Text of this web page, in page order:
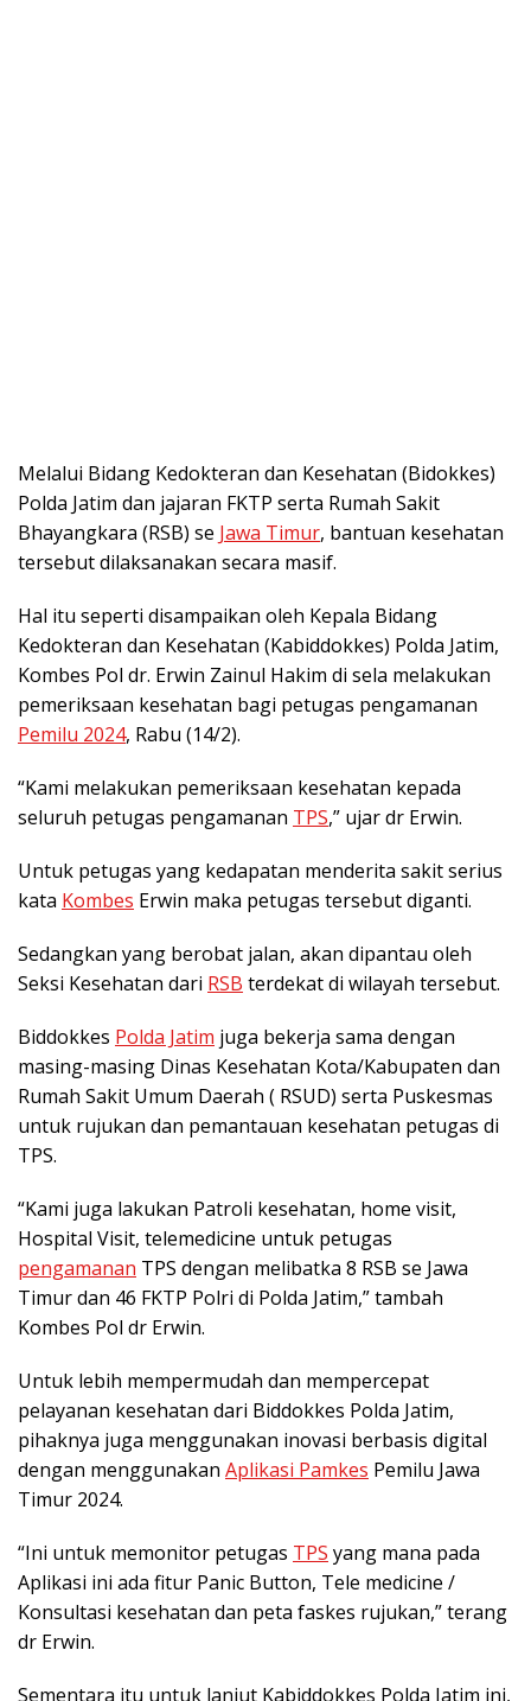
Melalui Bidang Kedokteran dan Kesehatan (Bidokkes)
Polda Jatim dan jajaran FKTP serta Rumah Sakit
Bhayangkara (RSB) se Jawa Timur, bantuan kesehatan
tersebut dilaksanakan secara masif.
Hal itu seperti disampaikan oleh Kepala Bidang
Kedokteran dan Kesehatan (Kabiddokkes) Polda Jatim,
Kombes Pol dr. Erwin Zainul Hakim di sela melakukan
pemeriksaan kesehatan bagi petugas pengamanan
Pemilu 2024, Rabu (14/2).
“Kami melakukan pemeriksaan kesehatan kepada
seluruh petugas pengamanan TPS,” ujar dr Erwin.
Untuk petugas yang kedapatan menderita sakit serius
kata Kombes Erwin maka petugas tersebut diganti.
Sedangkan yang berobat jalan, akan dipantau oleh
Seksi Kesehatan dari RSB terdekat di wilayah tersebut.
Biddokkes Polda Jatim juga bekerja sama dengan
masing-masing Dinas Kesehatan Kota/Kabupaten dan
Rumah Sakit Umum Daerah ( RSUD) serta Puskesmas
untuk rujukan dan pemantauan kesehatan petugas di
TPS.
“Kami juga lakukan Patroli kesehatan, home visit,
Hospital Visit, telemedicine untuk petugas
pengamanan TPS dengan melibatka 8 RSB se Jawa
Timur dan 46 FKTP Polri di Polda Jatim,” tambah
Kombes Pol dr Erwin.
Untuk lebih mempermudah dan mempercepat
pelayanan kesehatan dari Biddokkes Polda Jatim,
pihaknya juga menggunakan inovasi berbasis digital
dengan menggunakan Aplikasi Pamkes Pemilu Jawa
Timur 2024.
“Ini untuk memonitor petugas TPS yang mana pada
Aplikasi ini ada fitur Panic Button, Tele medicine /
Konsultasi kesehatan dan peta faskes rujukan,” terang
dr Erwin.
Sementara itu untuk lanjut Kabiddokkes Polda Jatim ini,